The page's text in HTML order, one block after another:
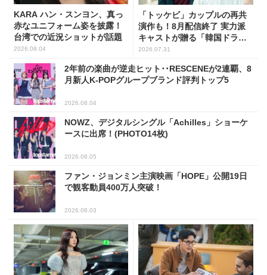
KARA ハン・スンヨン、真っ
赤なユニフォーム姿を披露！
台湾での近況ショットが話題
2026.08.04
「トッケビ」カップルの再共
演作も！8月配信終了 実力派
キャストが贈る「韓国ドラ
マ」5選
2026.07.31
2年前の楽曲が逆走ヒット･･RESCENEが2連覇、8
月新人K-POPグループブランド評判トップ5
2026.08.04
NOWZ、デジタルシングル「Achilles」ショーケ
ースに出席！(PHOTO14枚)
2026.08.05
ファン・ジョンミン主演映画「HOPE」公開19日
で観客動員400万人突破！
2026.08.03